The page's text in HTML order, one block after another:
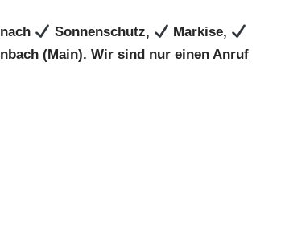
Sonnenschutz,
Markise,
(Main). Wir sind nur einen Anruf